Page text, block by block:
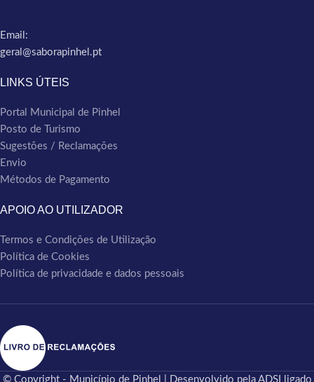
Email:
geral@saborapinhel.pt
LINKS ÚTEIS
Portal Municipal de Pinhel
Posto de Turismo
Sugestões / Reclamações
Envio
Métodos de Pagamento
APOIO AO UTILIZADOR
Termos e Condições de Utilização
Política de Cookies
Política de privacidade e dados pessoais
© Copyright - Município de Pinhel | Desenvolvido pela ADSI ligado